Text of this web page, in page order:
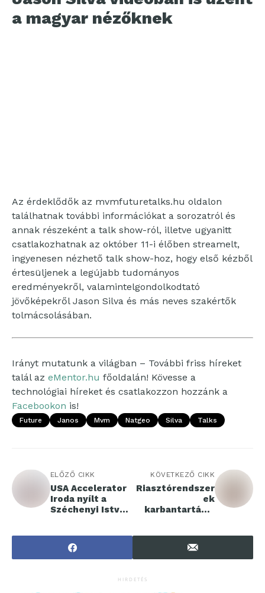
a magyar nézőknek
Az érdeklődők az mvmfuturetalks.hu oldalon
találhatnak további információkat a sorozatról és
annak részeként a talk show-ról, illetve ugyanitt
csatlakozhatnak az október 11-i élőben streamelt,
ingyenesen nézhető talk show-hoz, hogy első kézből
értesüljenek a legújabb tudományos
eredményekről, valamintelgondolkodtató
jövőképekről Jason Silva és más neves szakértők
tolmácsolásában.
Irányt mutatunk a világban – További friss híreket
talál az eMentor.hu főoldalán! Kövesse a
technológiai híreket és csatlakozzon hozzánk a
Facebookon is!
Future Janos Mvm Natgeo Silva Talks
ELŐZŐ CIKK
USA Accelerator
Iroda nyílt a
Széchenyi István
KÖVETKEZŐ CIKK
Riasztórendszer
ek
karbantartása:
HIRDETÉS